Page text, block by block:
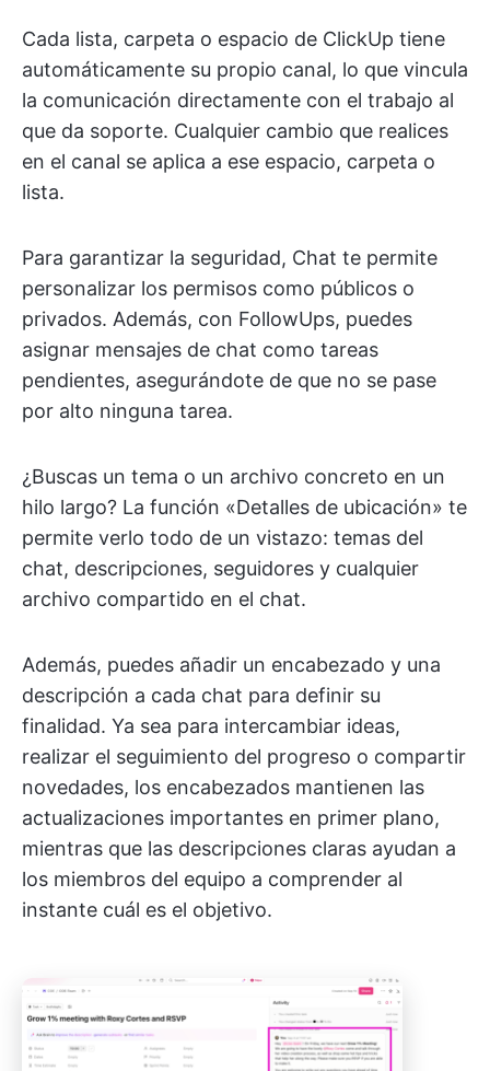
Cada lista, carpeta o espacio de ClickUp tiene
automáticamente su propio canal, lo que vincula
la comunicación directamente con el trabajo al
que da soporte. Cualquier cambio que realices
en el canal se aplica a ese espacio, carpeta o
lista.
Para garantizar la seguridad, Chat te permite
personalizar los permisos como públicos o
privados. Además, con FollowUps, puedes
asignar mensajes de chat como tareas
pendientes, asegurándote de que no se pase
por alto ninguna tarea.
¿Buscas un tema o un archivo concreto en un
hilo largo? La función «Detalles de ubicación» te
permite verlo todo de un vistazo: temas del
chat, descripciones, seguidores y cualquier
archivo compartido en el chat.
Además, puedes añadir un encabezado y una
descripción a cada chat para definir su
finalidad. Ya sea para intercambiar ideas,
realizar el seguimiento del progreso o compartir
novedades, los encabezados mantienen las
actualizaciones importantes en primer plano,
mientras que las descripciones claras ayudan a
los miembros del equipo a comprender al
instante cuál es el objetivo.